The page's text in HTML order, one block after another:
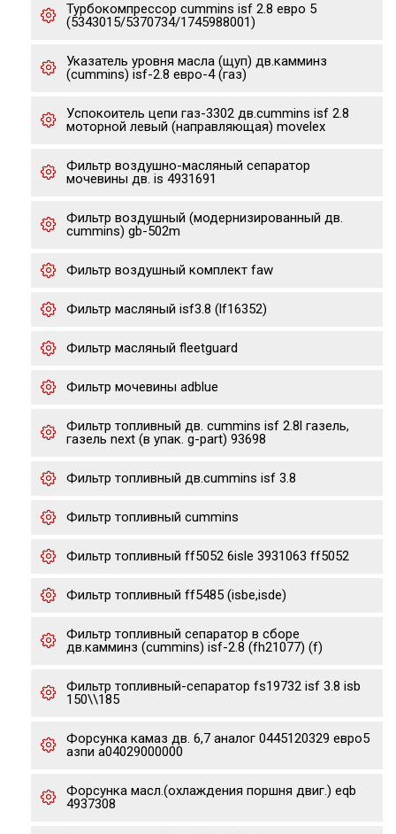
Турбокомпрессор cummins isf 2.8 евро 5
(5343015/5370734/1745988001)
Указатель уровня масла (щуп) дв.камминз
(cummins) isf-2.8 евро-4 (газ)
Успокоитель цепи газ-3302 дв.cummins isf 2.8
моторной левый (направляющая) movelex
Фильтр воздушно-масляный сепаратор
мочевины дв. is 4931691
Фильтр воздушный (модернизированный дв.
cummins) gb-502m
Фильтр воздушный комплект faw
Фильтр масляный isf3.8 (lf16352)
Фильтр масляный fleetguard
Фильтр мочевины adblue
Фильтр топливный дв. cummins isf 2.8l газель,
газель next (в упак. g-part) 93698
Фильтр топливный дв.cummins isf 3.8
Фильтр топливный cummins
Фильтр топливный ff5052 6isle 3931063 ff5052
Фильтр топливный ff5485 (isbe,isde)
Фильтр топливный сепаратор в сборе
дв.камминз (cummins) isf-2.8 (fh21077) (f)
Фильтр топливный-сепаратор fs19732 isf 3.8 isb
150\\185
Форсунка камаз дв. 6,7 аналог 0445120329 евро5
азпи a04029000000
Форсунка масл.(охлаждения поршня двиг.) eqb
4937308